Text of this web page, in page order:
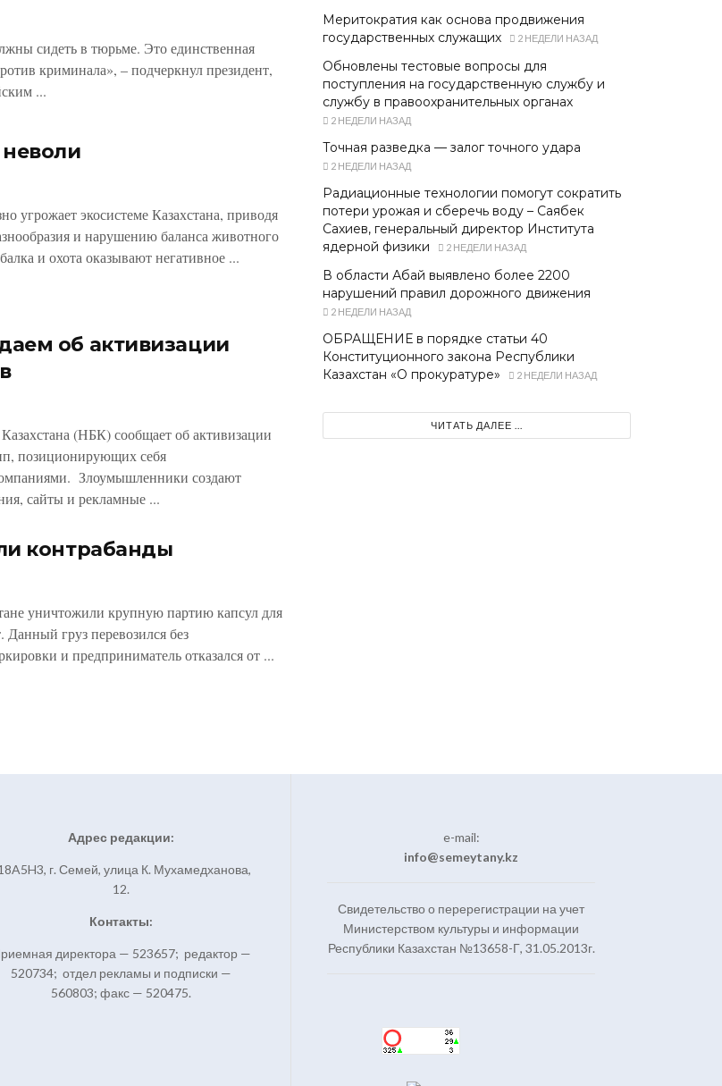
сидеть в тюрьме. Это единствен­ная
криминала», – подчеркнул пре­зидент,
...
угрожает экосистеме Казахстана, приводя
и нарушению баланса животного
и охота оказы­вают негативное ...
об активизации
(НБК) сообщает об активизации
позиционирующих себя
Злоумышленники создают
сайты и рекламные ...
контрабанды
уничтожили крупную партию капсул для
Данный груз перевозился без
и предприниматель отказался от ...
Меритократия как основа продвижения
государственных служащих
2 НЕДЕЛИ НАЗАД
Обновлены тестовые вопросы для
поступления на государственную службу и
службу в правоохранительных органах
2 НЕДЕЛИ НАЗАД
Точная разведка — залог точного удара
2 НЕДЕЛИ НАЗАД
Радиационные технологии помогут сократить
потери урожая и сберечь воду – Саябек
Сахиев, генеральный директор Института
ядерной физики
2 НЕДЕЛИ НАЗАД
В области Абай выявлено более 2200
нарушений правил дорожного движения
2 НЕДЕЛИ НАЗАД
ОБРАЩЕНИЕ в порядке статьи 40
Конституционного закона Республики
Казахстан «О прокуратуре»
2 НЕДЕЛИ НАЗАД
ЧИТАТЬ ДАЛЕЕ ...
Адрес редакции:
г. Семей, улица К. Мухамедханова,
12.
Контакты:
директора — 523657; редактор —
520734; отдел рекламы и подписки —
560803; факс — 520475.
e-mail:
info@semeytany.kz
Свидетельство о перерегистрации на учет
Министерством культуры и информации
Республики Казахстан №13658-Г, 31.05.2013г.